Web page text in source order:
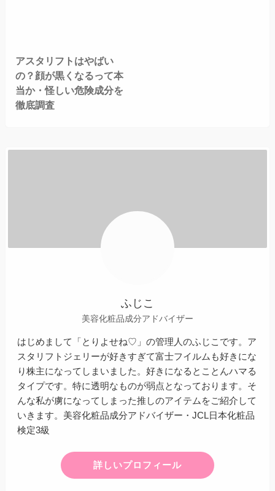
アスタリフトはやばい
の？顔が黒くなるって本
当か・怪しい危険成分を
徹底調査
ふじこ
美容化粧品成分アドバイザー
はじめまして「とりよせね♡」の管理人のふじこです。ア
スタリフトジェリーが好きすぎて富士フイルムも好きにな
り株主になってしまいました。好きになるとことんハマる
タイプです。特に透明なものが弱点となっております。そ
んな私が虜になってしまった推しのアイテムをご紹介して
いきます。美容化粧品成分アドバイザー・JCL日本化粧品
検定3級
詳しいプロフィール